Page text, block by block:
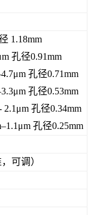
1.18mm
孔径0.91mm
孔径0.71mm
孔径0.53mm
2.1μm孔径0.34mm
孔径0.25mm
，可调）